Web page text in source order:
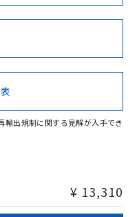
Cd Cr(VI)
があります。
No No
認証/適合状況ページへ
ジからご検索ください
輸出規制に関する見解が入手でき
¥ 13,310